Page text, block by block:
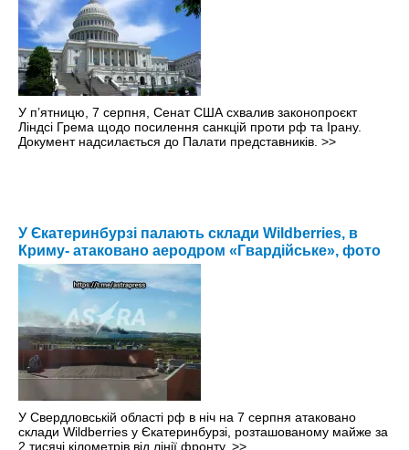
У п’ятницю, 7 серпня, Сенат США схвалив законопроєкт
Ліндсі Грема щодо посилення санкцій проти рф та Ірану.
Документ надсилається до Палати представників. >>
У Єкатеринбурзі палають склади Wildberries, в
Криму- атаковано аеродром «Гвардійське», фото
У Свердловській області рф в ніч на 7 серпня атаковано
склади Wildberries у Єкатеринбурзі, розташованому майже за
2 тисячі кілометрів від лінії фронту. >>